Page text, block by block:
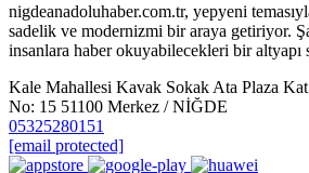
nigdeanadoluhaber.com.tr, yepyeni
sadelik ve modernizmi bir araya getiriyor.
insanlara haber okuyabilecekleri bir altyapı
Kale Mahallesi Kavak Sokak Ata Plaza
No: 15 51100 Merkez / NİĞDE
05325280151
[email protected]